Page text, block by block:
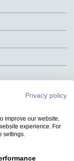
Privacy policy
improve our website,
experience. For
settings.